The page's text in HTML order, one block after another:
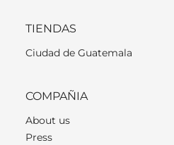
TIENDAS
Ciudad de Guatemala
COMPAÑIA
About us
Press